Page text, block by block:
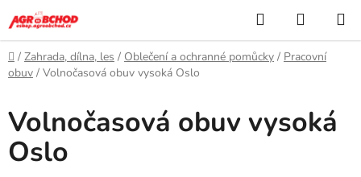
na
obsah
Hledat
KOŠÍK
Domů
/ Zahrada, dílna, les / Oblečení a ochranné pomůcky / Pracovní
obuv / Volnočasová obuv vysoká Oslo
Volnočasová obuv vysoká
Oslo